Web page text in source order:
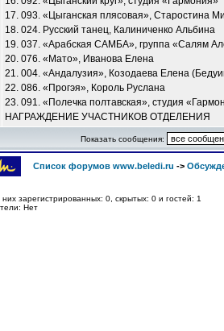
17. 093. «Цыганская плясовая», Старостина
18. 024. Русский танец, Калиниченко Альбина
19. 037. «Арабская САМБА», группа «Салям
20. 076. «Мато», Иванова Елена
21. 004. «Андалузия», Козодаева Елена
22. 086. «Прогэя», Король Руслана
23. 091. «Полечка полтавская», студия
НАГРАЖДЕНИЕ УЧАСТНИКОВ ОТДЕЛЕНИЯ
Показать сообщения:
Список форумов www.beledi.ru ->
них зарегистрированных: 0, скрытых: 0 и гостей: 1
Нет